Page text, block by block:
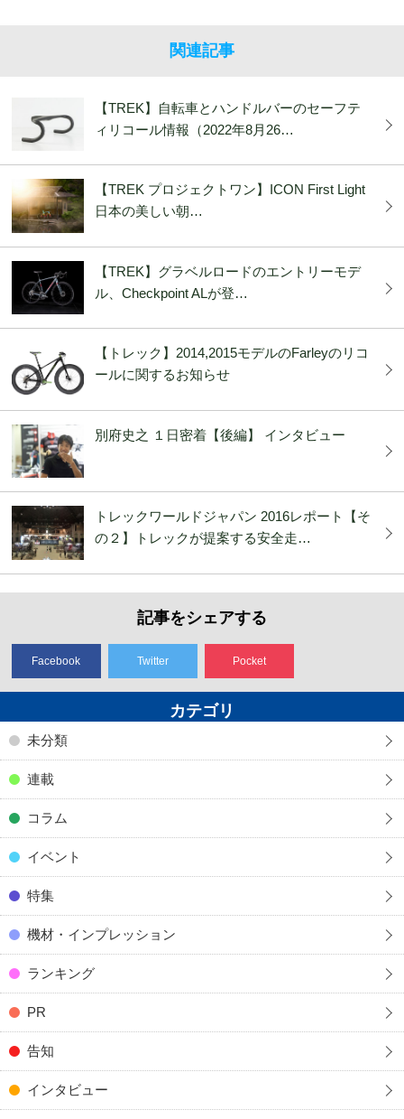
関連記事
【TREK】自転車とハンドルバーのセーフテ
ィリコール情報（2022年8月26…
【TREK プロジェクトワン】ICON First Light
日本の美しい朝…
【TREK】グラベルロードのエントリーモデ
ル、Checkpoint ALが登…
【トレック】2014,2015モデルのFarleyのリコ
ールに関するお知らせ
別府史之 １日密着【後編】 インタビュー
トレックワールドジャパン 2016レポート【そ
の２】トレックが提案する安全走…
記事をシェアする
Facebook Twitter Pocket
カテゴリ
未分類
連載
コラム
イベント
特集
機材・インプレッション
ランキング
PR
告知
インタビュー